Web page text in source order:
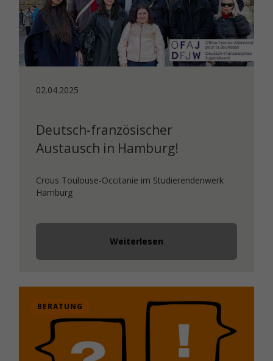
02.04.2025
Deutsch-französischer
Austausch in Hamburg!
Crous Toulouse-Occitanie im Studierendenwerk
Hamburg
Weiterlesen
BERATUNG